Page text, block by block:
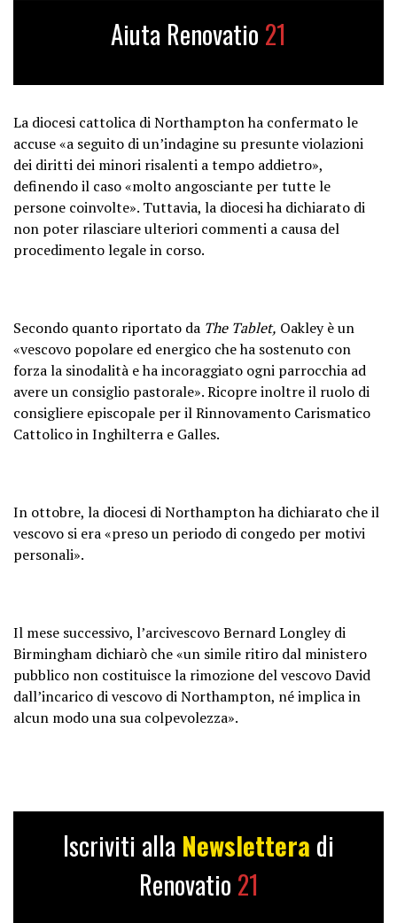
Aiuta Renovatio 21
La diocesi cattolica di Northampton ha confermato le
accuse «a seguito di un’indagine su presunte violazioni
dei diritti dei minori risalenti a tempo addietro»,
definendo il caso «molto angosciante per tutte le
persone coinvolte». Tuttavia, la diocesi ha dichiarato di
non poter rilasciare ulteriori commenti a causa del
procedimento legale in corso.
Secondo quanto riportato da The Tablet, Oakley è un
«vescovo popolare ed energico che ha sostenuto con
forza la sinodalità e ha incoraggiato ogni parrocchia ad
avere un consiglio pastorale». Ricopre inoltre il ruolo di
consigliere episcopale per il Rinnovamento Carismatico
Cattolico in Inghilterra e Galles.
In ottobre, la diocesi di Northampton ha dichiarato che il
vescovo si era «preso un periodo di congedo per motivi
personali».
Il mese successivo, l’arcivescovo Bernard Longley di
Birmingham dichiarò che «un simile ritiro dal ministero
pubblico non costituisce la rimozione del vescovo David
dall’incarico di vescovo di Northampton, né implica in
alcun modo una sua colpevolezza».
Iscriviti alla Newslettera di
Renovatio 21